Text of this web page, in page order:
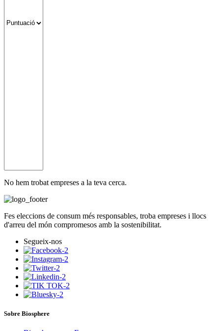
No hem trobat empreses a la teva cerca.
Fes eleccions de consum més responsables, troba empreses i llocs
d'arreu del món compromesos amb la sostenibilitat.
Segueix-nos
Sobre Biosphere